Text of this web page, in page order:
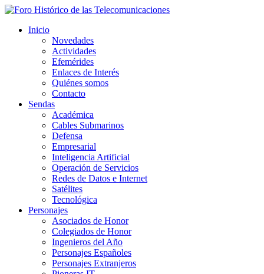
Inicio
Novedades
Actividades
Efemérides
Enlaces de Interés
Quiénes somos
Contacto
Sendas
Académica
Cables Submarinos
Defensa
Empresarial
Inteligencia Artificial
Operación de Servicios
Redes de Datos e Internet
Satélites
Tecnológica
Personajes
Asociados de Honor
Colegiados de Honor
Ingenieros del Año
Personajes Españoles
Personajes Extranjeros